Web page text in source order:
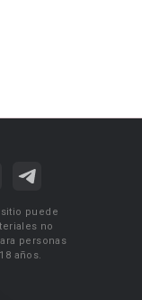
sitio puede
no
personas
años.